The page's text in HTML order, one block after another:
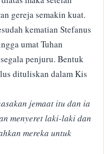
gereja semakin kuat.
kematian Stefanus
umat Tuhan
penjuru. Bentuk
dituliskan dalam Kis
jemaat itu dan ia
menyeret laki-laki dan
mereka untuk